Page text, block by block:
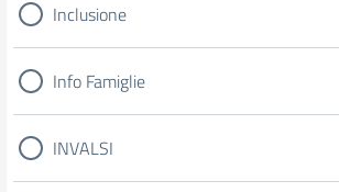
Inclusione
Info Famiglie
INVALSI